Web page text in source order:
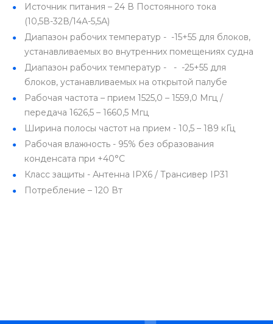
Источник питания – 24 В Постоянного тока
(10,5В-32В/14А-5,5А)
Диапазон рабочих температур - -15+55 для блоков,
устанавливаемых во внутренних помещениях судна
Диапазон рабочих температур - - -25+55 для
блоков, устанавливаемых на открытой палубе
Рабочая частота – прием 1525,0 – 1559,0 Мгц /
передача 1626,5 – 1660,5 Мгц
Ширина полосы частот на прием - 10,5 – 189 кГц
Рабочая влажность - 95% без образования
конденсата при +40°C
Класс защиты - Антенна IPХ6 / Трансивер IP31
Потребление – 120 Вт